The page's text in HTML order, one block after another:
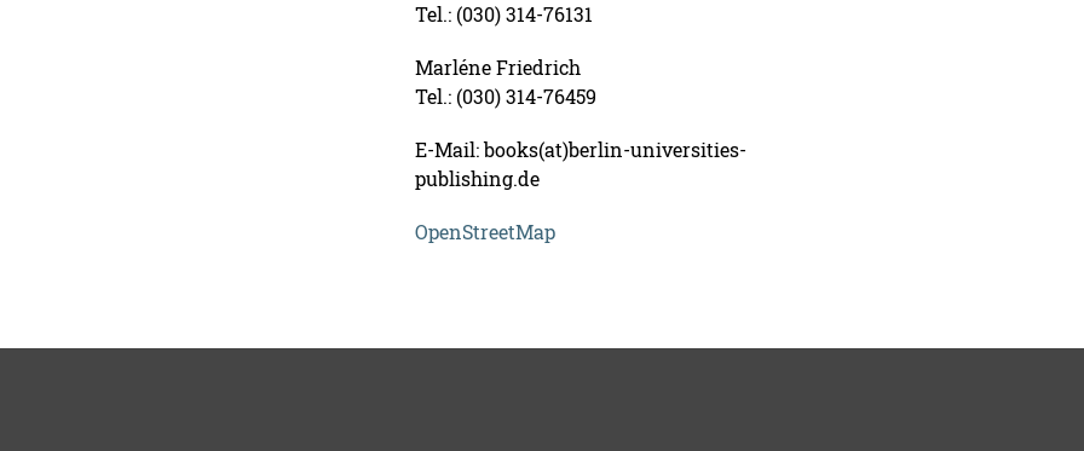
Tel.: (030) 314-76131
Marléne Friedrich
Tel.: (030) 314-76459
E-Mail: books(at)berlin-universities-
publishing.de
OpenStreetMap